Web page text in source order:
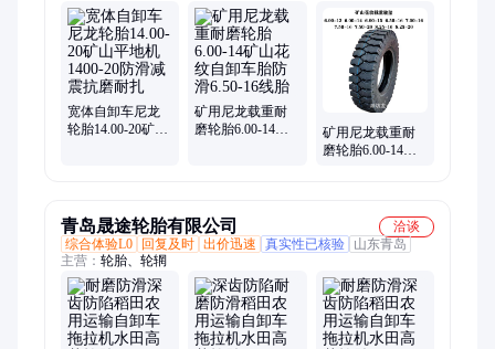
轮胎、铲车轮胎、拖拉机轮胎
宽体自卸车尼龙
轮胎14.00-20矿山
矿用尼龙载重耐
磨轮胎6.00-14矿
矿用尼龙载重耐
磨轮胎6.00-14矿
青岛晟途轮胎有限公司
洽谈
综合体验L0
回复及时 出价迅速 真实性已核验
山东青岛
主营： 轮胎、轮辋